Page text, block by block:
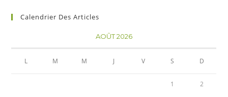
Calendrier Des Articles
AOÛT 2026
L M M J V S D
1 2